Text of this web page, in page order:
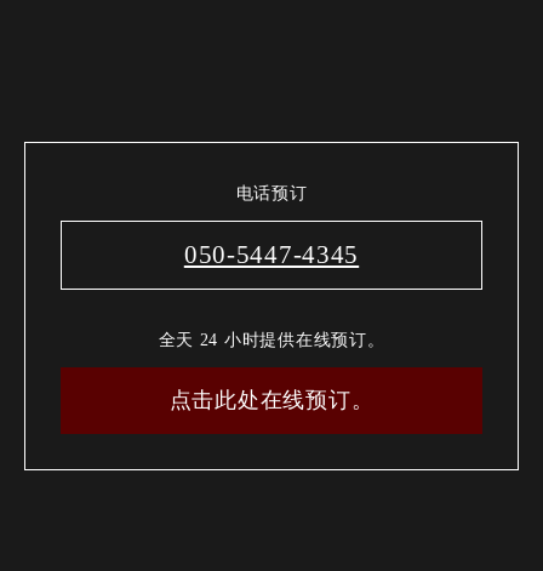
电话预订
050-5447-4345
全天 24 小时提供在线预订。
点击此处在线预订。